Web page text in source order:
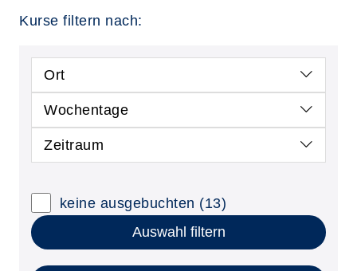
Kurse filtern nach:
Ort
Wochentage
Zeitraum
keine ausgebuchten (13)
Auswahl filtern